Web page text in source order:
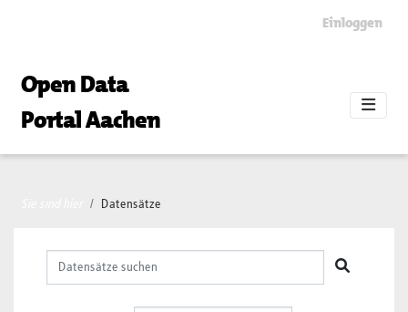
Einloggen
Open Data
Portal Aachen
Datensätze